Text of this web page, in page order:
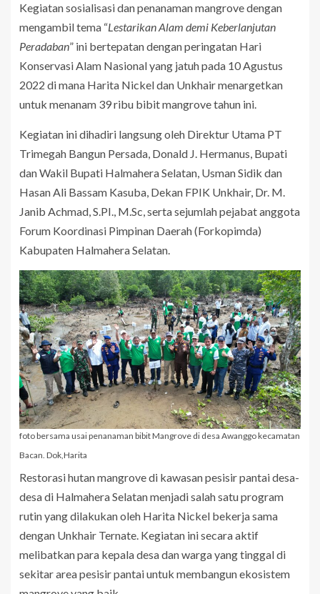
Kegiatan sosialisasi dan penanaman mangrove dengan
mengambil tema “Lestarikan Alam demi Keberlanjutan
Peradaban” ini bertepatan dengan peringatan Hari
Konservasi Alam Nasional yang jatuh pada 10 Agustus
2022 di mana Harita Nickel dan Unkhair menargetkan
untuk menanam 39 ribu bibit mangrove tahun ini.
Kegiatan ini dihadiri langsung oleh Direktur Utama PT
Trimegah Bangun Persada, Donald J. Hermanus, Bupati
dan Wakil Bupati Halmahera Selatan, Usman Sidik dan
Hasan Ali Bassam Kasuba, Dekan FPIK Unkhair, Dr. M.
Janib Achmad, S.PI., M.Sc, serta sejumlah pejabat anggota
Forum Koordinasi Pimpinan Daerah (Forkopimda)
Kabupaten Halmahera Selatan.
foto bersama usai penanaman bibit Mangrove di desa Awanggo kecamatan
Bacan. Dok,Harita
Restorasi hutan mangrove di kawasan pesisir pantai desa-
desa di Halmahera Selatan menjadi salah satu program
rutin yang dilakukan oleh Harita Nickel bekerja sama
dengan Unkhair Ternate. Kegiatan ini secara aktif
melibatkan para kepala desa dan warga yang tinggal di
sekitar area pesisir pantai untuk membangun ekosistem